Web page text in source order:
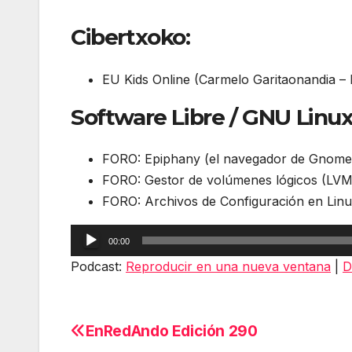
Cibertxoko:
EU Kids Online (Carmelo Garitaonandia
Software Libre / GNU
FORO: Epiphany (el navegador de
FORO: Gestor de volúmenes lógicos
FORO: Archivos de Configuración en
Reproductor
de
00:00
Podcast: Reproducir en una nueva ventana
Navegación
EnRedAndo Edición 290